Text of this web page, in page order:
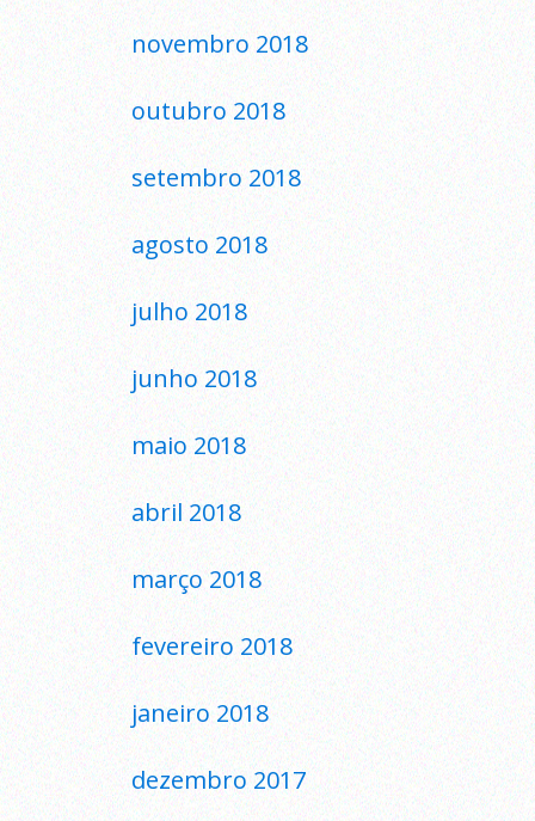
novembro 2018
outubro 2018
setembro 2018
agosto 2018
julho 2018
junho 2018
maio 2018
abril 2018
março 2018
fevereiro 2018
janeiro 2018
dezembro 2017